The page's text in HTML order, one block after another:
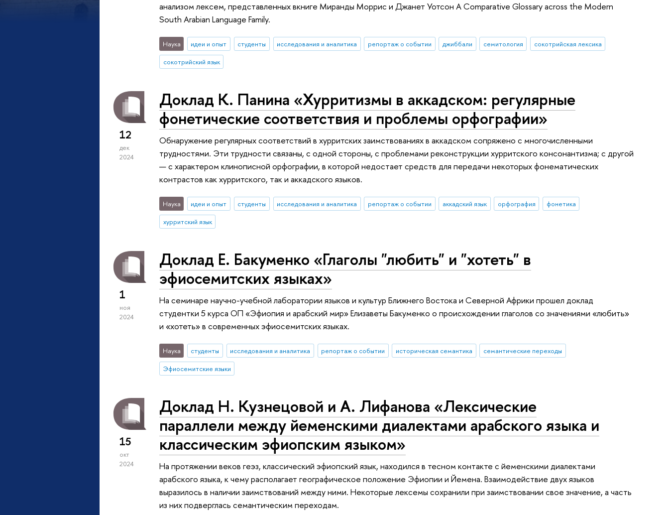
анализом лексем, представленных вкниге Миранды Моррис и Джанет Уотсон A Comparative Glossary across the Modern
South Arabian Language Family.
Наука идеи и опыт студенты исследования и аналитика репортаж о событии джиббали семитология
сокотрийская лексика
сокотрийский язык
12
дек
2024
Доклад К. Панина «Хурритизмы в аккадском: регулярные
фонетические соответствия и проблемы орфографии»
Обнаружение регулярных соответствий в хурритских заимствованиях в аккадском сопряжено с многочисленными
трудностями. Эти трудности связаны, с одной стороны, с проблемами реконструкции хурритского консонантизма; с другой
— с характером клинописной орфографии, в которой недостает средств для передачи некоторых фонематических
контрастов как хурритского, так и аккадского языков.
Наука идеи и опыт студенты исследования и аналитика репортаж о событии аккадский язык орфография
фонетика
хурритский язык
1
ноя
2024
Доклад Е. Бакуменко «Глаголы "любить" и "хотеть" в
эфиосемитских языках»
На семинаре научно-учебной лаборатории языков и культур Ближнего Востока и Северной Африки прошел доклад
студентки 5 курса ОП «Эфиопия и арабский мир» Елизаветы Бакуменко о происхождении глаголов со значениями «любить»
и «хотеть» в современных эфиосемитских языках.
Наука студенты исследования и аналитика репортаж о событии историческая семантика
семантические переходы
Эфиосемитские языки
15
окт
2024
Доклад Н. Кузнецовой и А. Лифанова «Лексические
параллели между йеменскими диалектами арабского языка и
классическим эфиопским языком»
На протяжении веков геэз, классический эфиопский язык, находился в тесном контакте с йеменскими диалектами
арабского языка, к чему располагает географическое положение Эфиопии и Йемена. Взаимодействие двух языков
выразилось в наличии заимствований между ними. Некоторые лексемы сохранили при заимствовании свое значение, а часть
из них подверглась семантическим переходам.